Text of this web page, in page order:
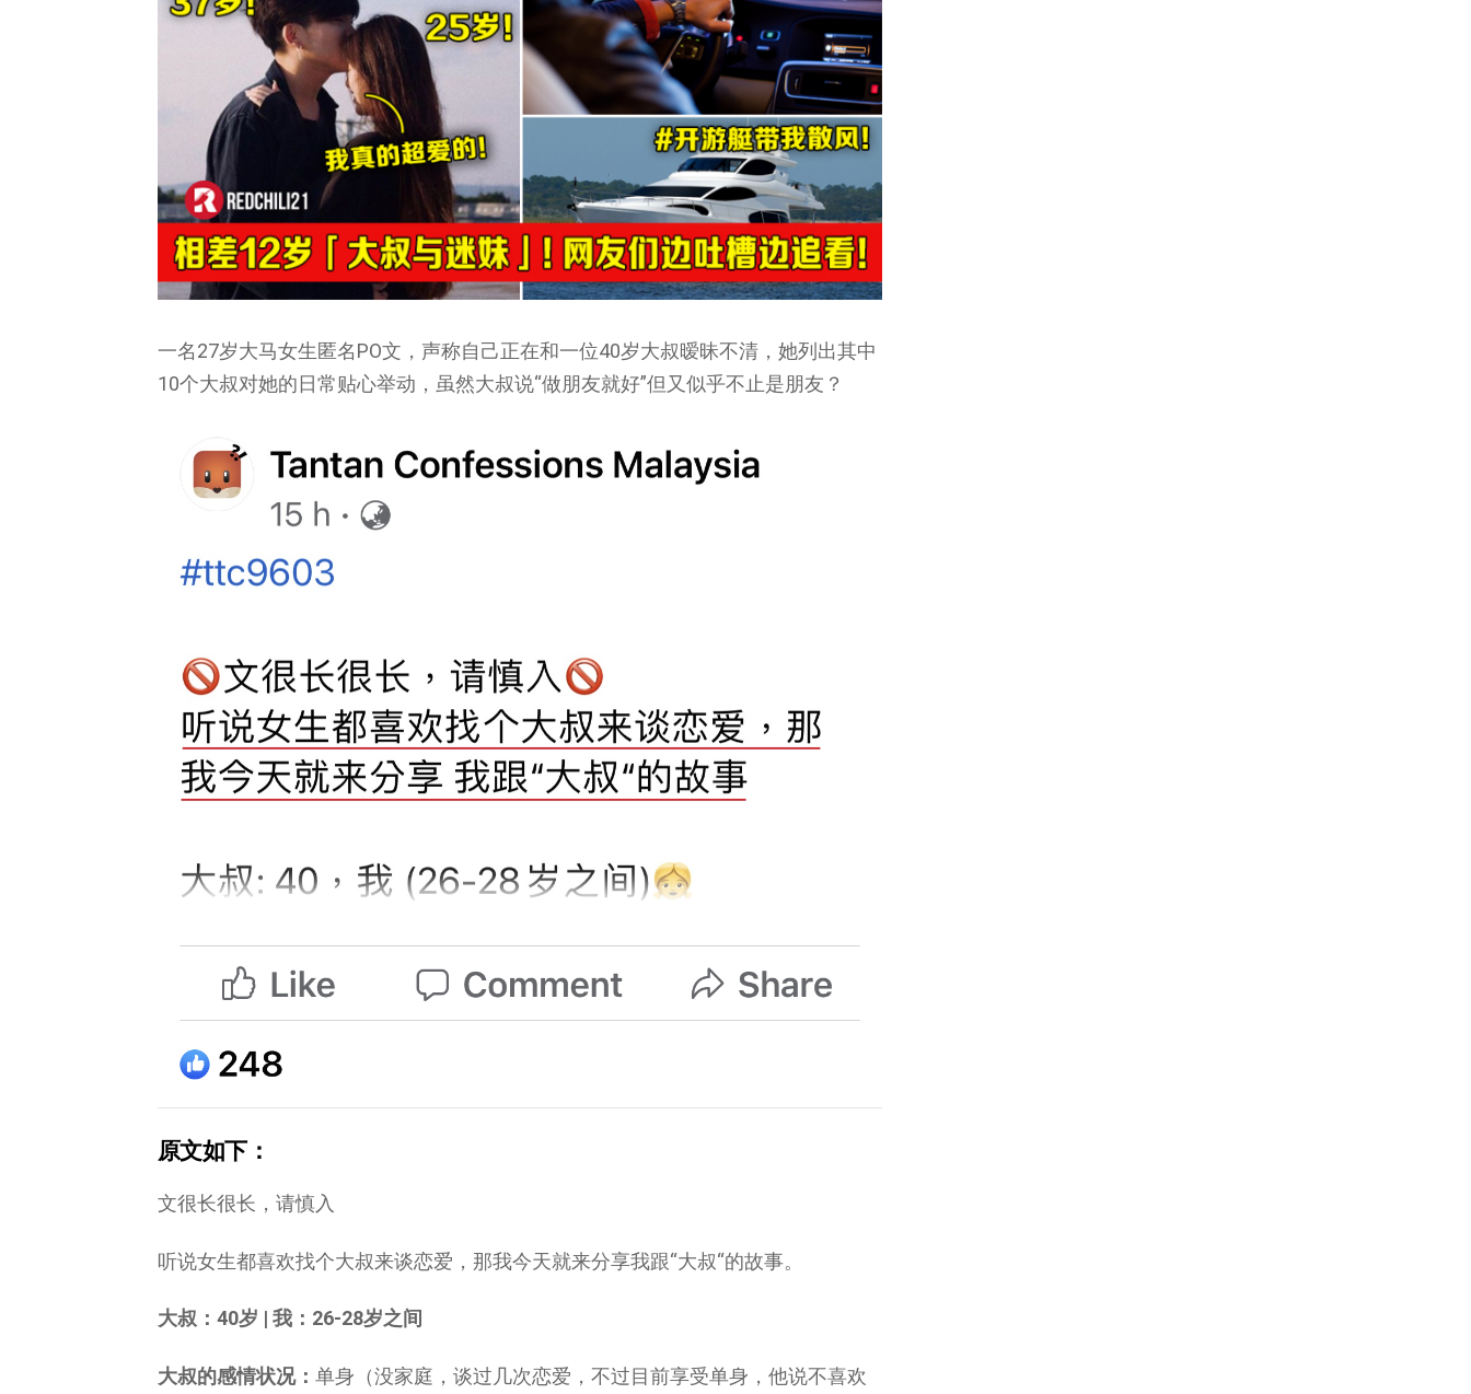
一名27岁大马女生匿名PO文，声称自己正在和一位40岁大叔暧昧不清，她列出其中
10个大叔对她的日常贴心举动，虽然大叔说“做朋友就好”但又似乎不止是朋友？
原文如下：
文很长很长，请慎入
听说女生都喜欢找个大叔来谈恋爱，那我今天就来分享我跟“大叔“的故事。
大叔：40岁 | 我：26-28岁之间
大叔的感情状况： 单身（没家庭，谈过几次恋爱，不过目前享受单身，他说不喜欢